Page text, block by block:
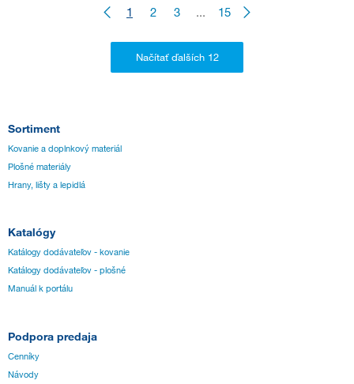
1 2 3 ... 15
Sortiment
Kovanie a doplnkový materiál
Plošné materiály
Hrany, lišty a lepidlá
Katalógy
Katálogy dodávateľov - kovanie
Katálogy dodávateľov - plošné
Manuál k portálu
Podpora predaja
Cenníky
Návody